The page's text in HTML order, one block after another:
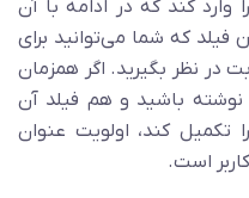
وارد کند که در ادامه با آن
طریق همین فیلد که شما می‌توانید برای
در نظر بگیرید. اگر همزمان
باشید و هم فیلد آن
تکمیل کند، اولویت عنوان
است.